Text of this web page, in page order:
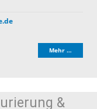
Mehr …
&